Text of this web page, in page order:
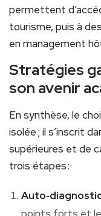
permettent
tourisme, puis à
en management
Stratégies
son avenir
En synthèse, le
isolée ; il s’inscrit
supérieures et de
trois étapes :